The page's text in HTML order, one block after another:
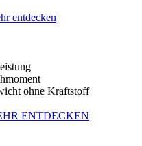
entdecken
ohne Kraftstoff
ENTDECKEN